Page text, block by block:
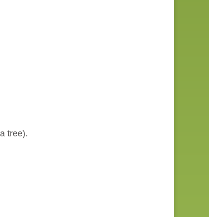
tree).